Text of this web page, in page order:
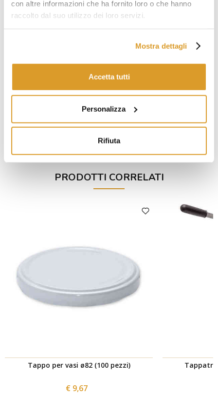
con altre informazioni che ha fornito loro o che hanno
raccolto dal suo utilizzo dei loro servizi.
Mostra dettagli
Accetta tutti
Personalizza
Rifiuta
PRODOTTI CORRELATI
Tappo per vasi ø82 (100 pezzi)
€ 9,67